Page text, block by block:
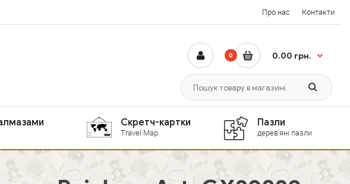
Про нас Контакти
0 0.00 грн.
Скретч-картки
Travel Map
Пазли
дерев'яні пазли